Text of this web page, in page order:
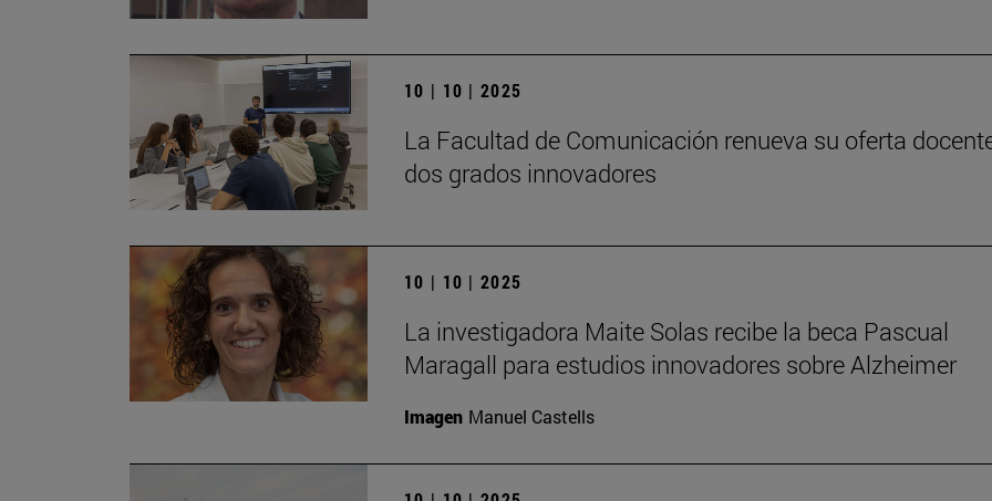
10 | 10 | 2025
La Facultad de Comunicación renueva su oferta
dos grados innovadores
10 | 10 | 2025
La investigadora Maite Solas recibe la beca Pascual
Maragall para estudios innovadores sobre Alzheimer
Imagen Manuel Castells